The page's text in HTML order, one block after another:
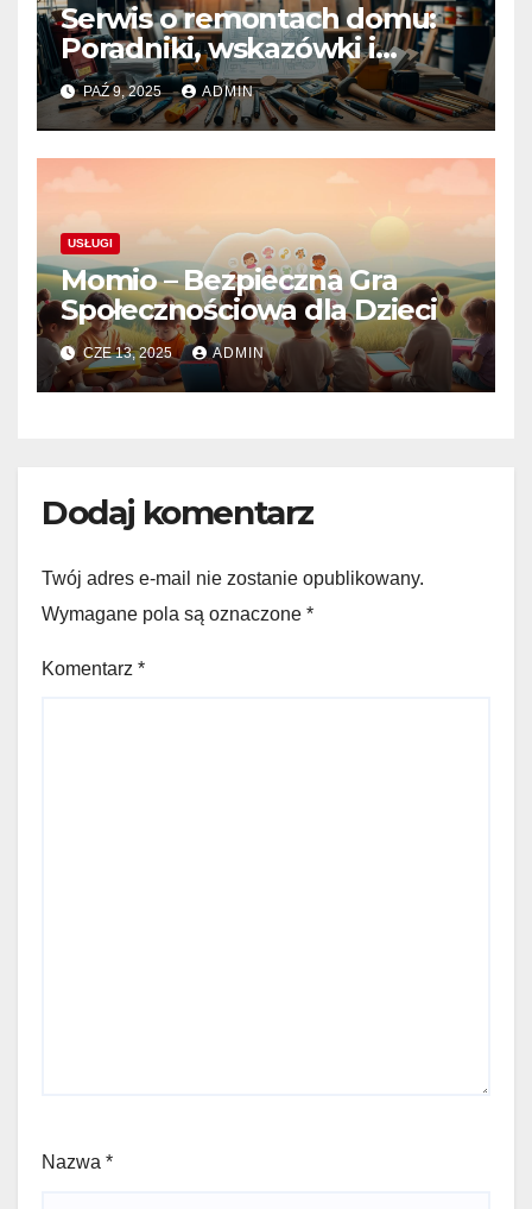
Serwis o remontach domu:
Poradniki, wskazówki i
inspiracje
PAŹ 9, 2025 ADMIN
USŁUGI
Momio – Bezpieczna Gra
Społecznościowa dla Dzieci
CZE 13, 2025 ADMIN
Dodaj komentarz
Twój adres e-mail nie zostanie opublikowany.
Wymagane pola są oznaczone *
Komentarz *
Nazwa *